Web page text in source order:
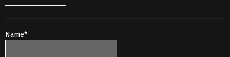
Name*